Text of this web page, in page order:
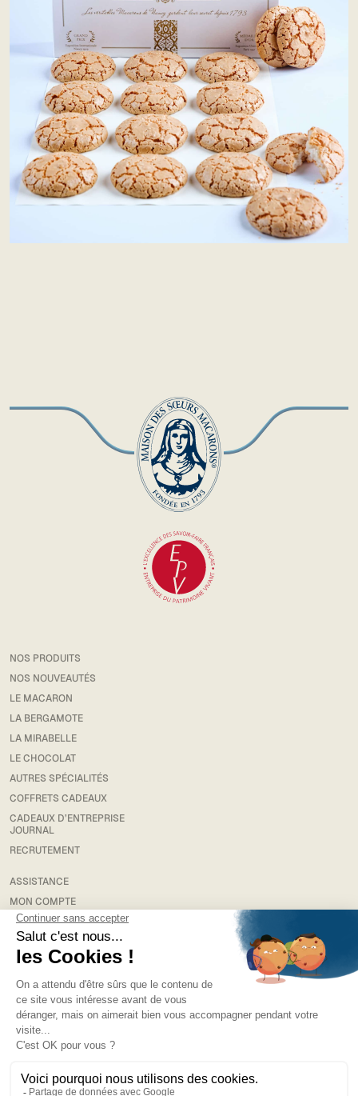
NOS PRODUITS
NOS NOUVEAUTÉS
LE MACARON
LA BERGAMOTE
LA MIRABELLE
LE CHOCOLAT
AUTRES SPÉCIALITÉS
COFFRETS CADEAUX
CADEAUX D’ENTREPRISE
JOURNAL
RECRUTEMENT
ASSISTANCE
MON COMPTE
RETOUR
LIVRAISON
FAQS
CONDITIONS GÉNÉRALES DE VENTE
POLITIQUE DE CONFIDENTIALITÉ
NEWSLETTER